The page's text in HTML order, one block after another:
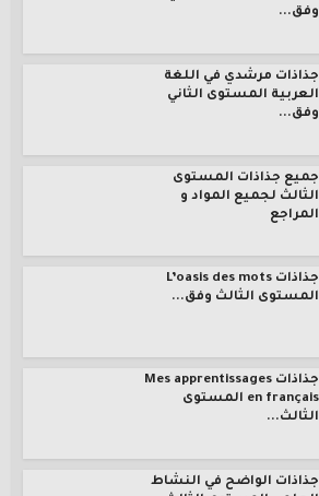
وفق...
جذاذات مرشدي في اللغة
العربية المستوى الثاني
وفق...
جميع جذاذات المستوى
الثالث لجميع المواد و
المراجع
جذاذات L’oasis des mots
المستوى الثالث وفق...
جذاذات Mes apprentissages
en français المستوى
الثالث...
جذاذات الواضح في النشاط